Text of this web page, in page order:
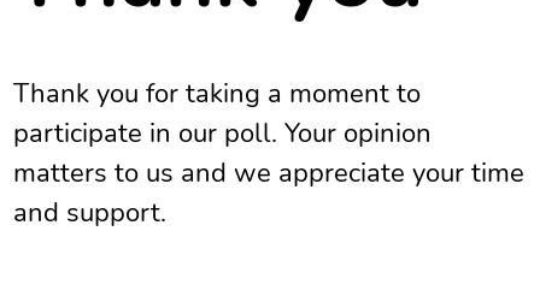
Thank you for taking a moment to
participate in our poll. Your opinion
matters to us and we appreciate your time
and support.